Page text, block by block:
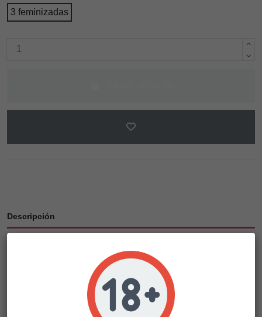
3 feminizadas
Descripción
La Critical Mass es muy fácil de cultivar y se recomienda
tanto para principiantes como para cultivadores
comerciales. El padre de este híbrido es la famosa Bubba
Kush con sangre estadounidense que marcó un nuevo